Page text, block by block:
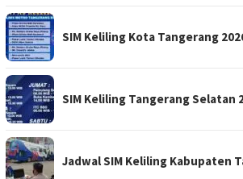
SIM Keliling Kota Tangerang
SIM Keliling Tangerang Selatan
Jadwal SIM Keliling Kabupaten